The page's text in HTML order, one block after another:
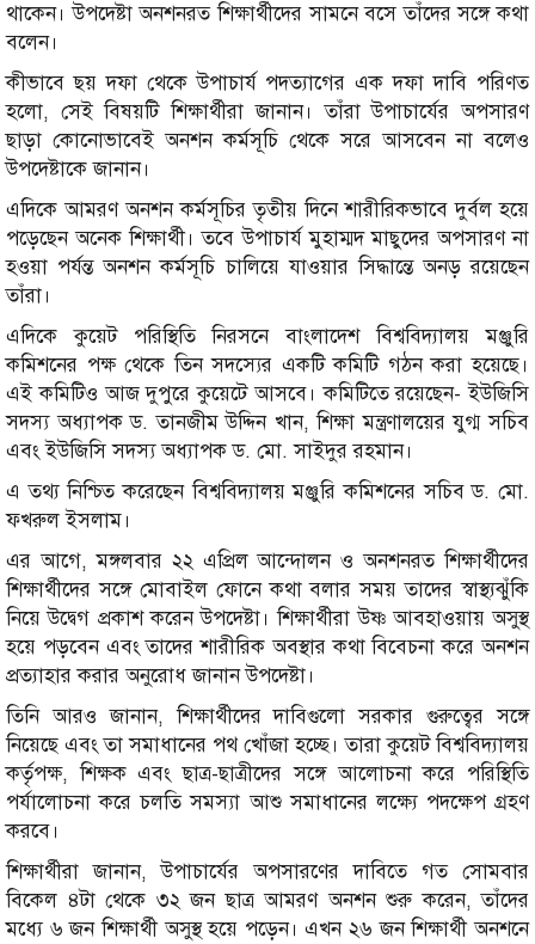
থাকেন। উপদেষ্টা অনশনরত শিক্ষার্থীদের সামনে বসে তাঁদের সঙ্গে কথা
বলেন।
কীভাবে ছয় দফা থেকে উপাচার্য পদত্যাগের এক দফা দাবি পরিণত
হলো, সেই বিষয়টি শিক্ষার্থীরা জানান। তাঁরা উপাচার্যের অপসারণ
ছাড়া কোনোভাবেই অনশন কর্মসূচি থেকে সরে আসবেন না বলেও
উপদেষ্টাকে জানান।
এদিকে আমরণ অনশন কর্মসূচির তৃতীয় দিনে শারীরিকভাবে দুর্বল হয়ে
পড়েছেন অনেক শিক্ষার্থী। তবে উপাচার্য মুহাম্মদ মাছুদের অপসারণ না
হওয়া পর্যন্ত অনশন কর্মসূচি চালিয়ে যাওয়ার সিদ্ধান্তে অনড় রয়েছেন
তাঁরা।
এদিকে কুয়েট পরিস্থিতি নিরসনে বাংলাদেশ বিশ্ববিদ্যালয় মঞ্জুরি
কমিশনের পক্ষ থেকে তিন সদস্যের একটি কমিটি গঠন করা হয়েছে।
এই কমিটিও আজ দুপুরে কুয়েটে আসবে। কমিটিতে রয়েছেন- ইউজিসি
সদস্য অধ্যাপক ড. তানজীম উদ্দিন খান, শিক্ষা মন্ত্রণালয়ের যুগ্ম সচিব
এবং ইউজিসি সদস্য অধ্যাপক ড. মো. সাইদুর রহমান।
এ তথ্য নিশ্চিত করেছেন বিশ্ববিদ্যালয় মঞ্জুরি কমিশনের সচিব ড. মো.
ফখরুল ইসলাম।
এর আগে, মঙ্গলবার ২২ এপ্রিল আন্দোলন ও অনশনরত শিক্ষার্থীদের
শিক্ষার্থীদের সঙ্গে মোবাইল ফোনে কথা বলার সময় তাদের স্বাস্থ্যঝুঁকি
নিয়ে উদ্বেগ প্রকাশ করেন উপদেষ্টা। শিক্ষার্থীরা উষ্ণ আবহাওয়ায় অসুস্থ
হয়ে পড়বেন এবং তাদের শারীরিক অবস্থার কথা বিবেচনা করে অনশন
প্রত্যাহার করার অনুরোধ জানান উপদেষ্টা।
তিনি আরও জানান, শিক্ষার্থীদের দাবিগুলো সরকার গুরুত্বের সঙ্গে
নিয়েছে এবং তা সমাধানের পথ খোঁজা হচ্ছে। তারা কুয়েট বিশ্ববিদ্যালয়
কর্তৃপক্ষ, শিক্ষক এবং ছাত্র-ছাত্রীদের সঙ্গে আলোচনা করে পরিস্থিতি
পর্যালোচনা করে চলতি সমস্যা আশু সমাধানের লক্ষ্যে পদক্ষেপ গ্রহণ
করবে।
শিক্ষার্থীরা জানান, উপাচার্যের অপসারণের দাবিতে গত সোমবার
বিকেল ৪টা থেকে ৩২ জন ছাত্র আমরণ অনশন শুরু করেন, তাঁদের
মধ্যে ৬ জন শিক্ষার্থী অসুস্থ হয়ে পড়েন। এখন ২৬ জন শিক্ষার্থী অনশনে